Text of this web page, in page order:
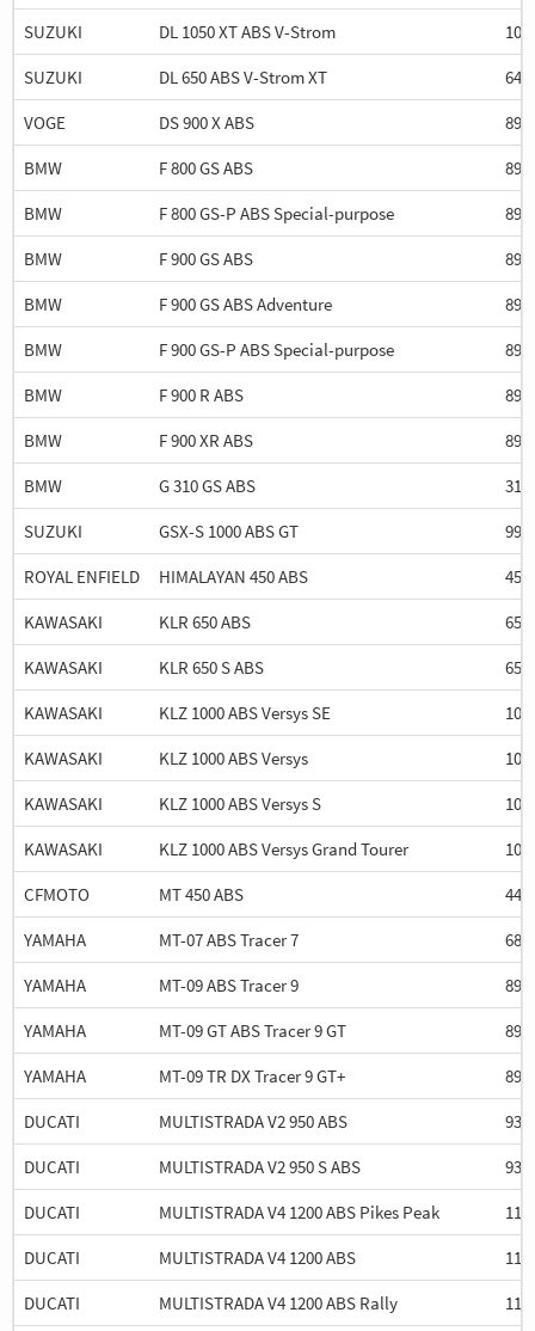
SUZUKI
DL 1050 XT ABS V-Strom
SUZUKI
DL 650 ABS V-Strom XT
645
VOGE
DS 900 X ABS
895
BMW
F 800 GS ABS
895
BMW
F 800 GS-P ABS Special-purpose
895
BMW
F 900 GS ABS
895
BMW
F 900 GS ABS Adventure
895
BMW
F 900 GS-P ABS Special-purpose
895
BMW
F 900 R ABS
895
BMW
F 900 XR ABS
895
BMW
G 310 GS ABS
313
SUZUKI
GSX-S 1000 ABS GT
999
ROYAL ENFIELD
HIMALAYAN 450 ABS
452
KAWASAKI
KLR 650 ABS
652
KAWASAKI
KLR 650 S ABS
652
KAWASAKI
KLZ 1000 ABS Versys SE
KAWASAKI
KLZ 1000 ABS Versys
KAWASAKI
KLZ 1000 ABS Versys S
KAWASAKI
KLZ 1000 ABS Versys Grand Tourer
CFMOTO
MT 450 ABS
449
YAMAHA
MT-07 ABS Tracer 7
689
YAMAHA
MT-09 ABS Tracer 9
890
YAMAHA
MT-09 GT ABS Tracer 9 GT
890
YAMAHA
MT-09 TR DX Tracer 9 GT+
890
DUCATI
MULTISTRADA V2 950 ABS
937
DUCATI
MULTISTRADA V2 950 S ABS
937
DUCATI
MULTISTRADA V4 1200 ABS Pikes Peak
DUCATI
MULTISTRADA V4 1200 ABS
DUCATI
MULTISTRADA V4 1200 ABS Rally